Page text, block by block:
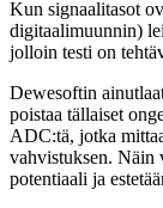
Kun signaalitasot
digitaalimuunnin)
jolloin testi on
Dewesoftin
poistaa tällaiset
ADC:tä, jotka
vahvistuksen. Näin
potentiaali ja